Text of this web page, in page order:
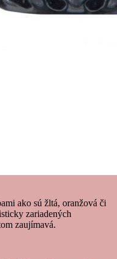
ako sú žltá, oranžová či
zariadených
zaujímavá.